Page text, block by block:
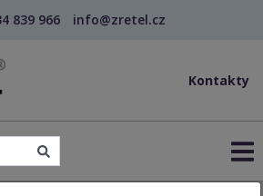
839 966 info@zretel.cz
Kontakty